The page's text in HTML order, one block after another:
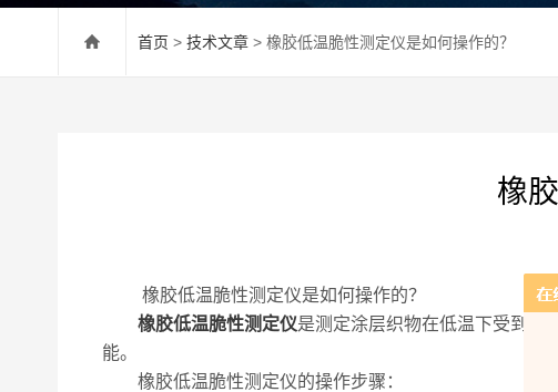
首页 > 技术文章 > 橡胶低温脆性测定仪是如何操作的？
橡
橡胶低温脆性测定仪是如何操作的？
橡胶低温脆性测定仪是测定涂层织物在低温下受到一
能。
橡胶低温脆性测定仪的操作步骤：